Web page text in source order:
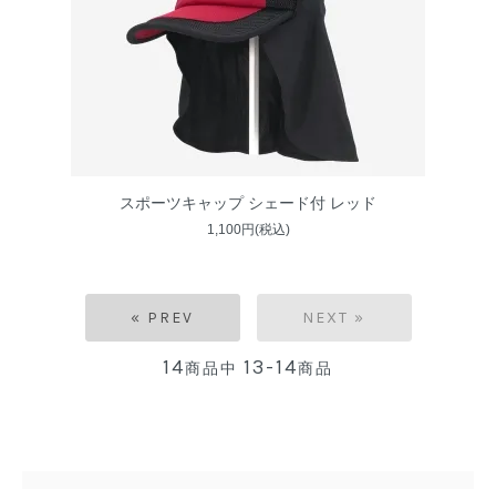
スポーツキャップ シェード付 レッド
1,100円(税込)
« PREV NEXT »
14商品中 13-14商品